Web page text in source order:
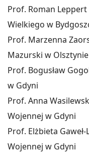
Prof. Roman
Wielkiego w
Prof. Marzenna
Mazurski w Olsztynie
Prof. Bogusław
w Gdyni
Prof. Anna
Wojennej w Gdyni
Prof. Elżbieta
Wojennej w Gdyni